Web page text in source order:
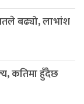
बढ्यो, लाभांश
कतिमा हुँदैछ